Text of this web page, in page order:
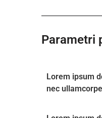
Parametri
Lorem ipsum
nec